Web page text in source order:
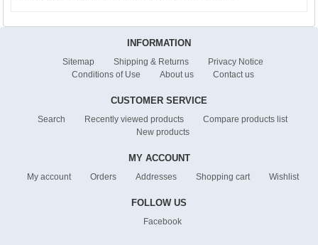
INFORMATION
Sitemap Shipping & Returns
Privacy Notice
Conditions of Use
About us Contact us
CUSTOMER SERVICE
Search Recently viewed products
Compare products list
New products
MY ACCOUNT
My account Orders Addresses Shopping cart Wishlist
FOLLOW US
Facebook